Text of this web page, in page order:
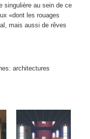
singulière au sein de ce
«dont les rouages
mais aussi de rêves
architectures